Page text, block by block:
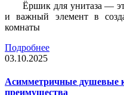
Ёршик для унитаза —
и важный элемент в
комнаты
Подробнее
03.10.2025
Асимметричные душевые
преимущества